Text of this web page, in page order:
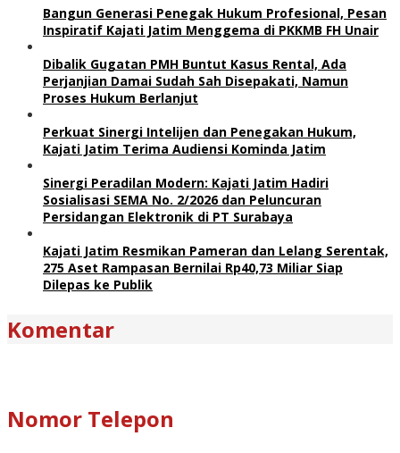
Bangun Generasi Penegak Hukum Profesional, Pesan
Inspiratif Kajati Jatim Menggema di PKKMB FH Unair
Dibalik Gugatan PMH Buntut Kasus Rental, Ada
Perjanjian Damai Sudah Sah Disepakati, Namun
Proses Hukum Berlanjut
Perkuat Sinergi Intelijen dan Penegakan Hukum,
Kajati Jatim Terima Audiensi Kominda Jatim
Sinergi Peradilan Modern: Kajati Jatim Hadiri
Sosialisasi SEMA No. 2/2026 dan Peluncuran
Persidangan Elektronik di PT Surabaya
Kajati Jatim Resmikan Pameran dan Lelang Serentak,
275 Aset Rampasan Bernilai Rp40,73 Miliar Siap
Dilepas ke Publik
Komentar
Nomor Telepon